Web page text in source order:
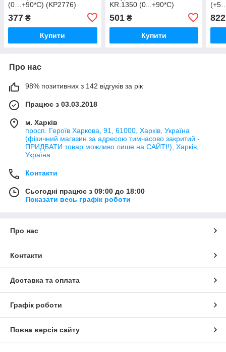
(0…+90*C) (KP2776)
377 ₴
Купити
KR.1350 (0...+90*C)
501₴
Купити
822
Про нас
98% позитивних з 142 відгуків за рік
Працює з 03.03.2018
м. Харків
просп. Героїв Харкова, 91, 61000, Харків, Україна
(фізичний магазин за адресою тимчасово закритий -
ПРИДБАТИ товар можливо лише на САЙТІ!), Харків,
Україна
Контакти
Сьогодні працює з 09:00 до 18:00
Показати весь графік роботи
Про нас
Контакти
Доставка та оплата
Графік роботи
Повна версія сайту